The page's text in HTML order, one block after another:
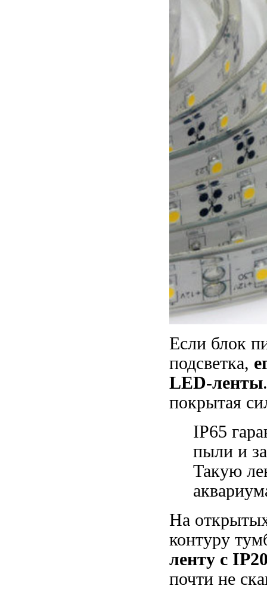
Если блок
подсветка,
LED-ленты
покрытая
IP65
пыли и
Такую
На
контуру
ленту с
почти не